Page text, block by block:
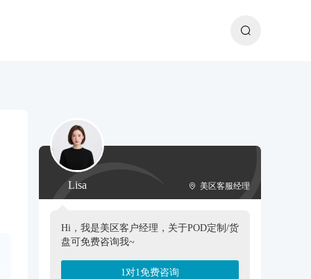
Lisa 美区客服经理
Hi，我是美区客户经理，关于POD定制/货
盘可免费咨询我~
1对1免费咨询